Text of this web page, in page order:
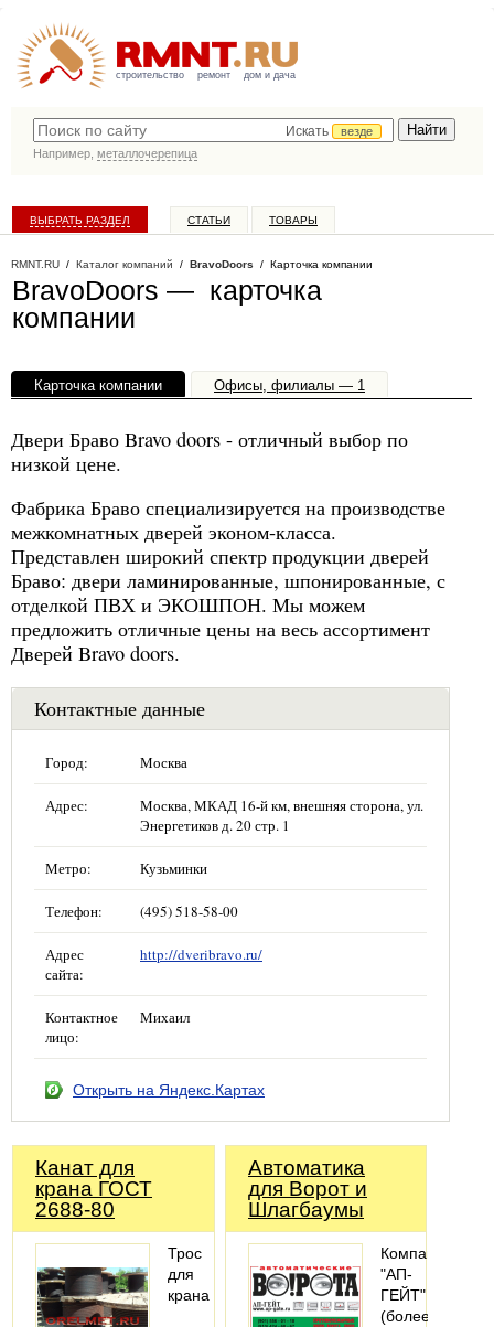
строительство ремонт дом и дача
Искать
везде
Например, металлочерепица
ВЫБРАТЬ РАЗДЕЛ СТАТЬИ ТОВАРЫ
RMNT.RU / Каталог компаний / BravoDoors / Карточка компании
BravoDoors — карточка
компании
Карточка компании Офисы, филиалы — 1
Двери Браво Bravo doors - отличный выбор по
низкой цене.
Фабрика Браво специализируется на производстве
межкомнатных дверей эконом-класса.
Представлен широкий спектр продукции дверей
Браво: двери ламинированные, шпонированные, с
отделкой ПВХ и ЭКОШПОН. Мы можем
предложить отличные цены на весь ассортимент
Дверей Bravo doors.
Контактные данные
Город: Москва
Адрес:
Москва, МКАД 16-й км, внешняя сторона, ул.
Энергетиков д. 20 стр. 1
Метро: Кузьминки
Телефон: (495) 518-58-00
Адрес
сайта:
http://dveribravo.ru/
Контактное
лицо:
Михаил
Открыть на Яндекс.Картах
Канат для
крана ГОСТ
2688-80
Трос
для
крана
Автоматика
для Ворот и
Шлагбаумы
Компания
"АП-
ГЕЙТ"
(более